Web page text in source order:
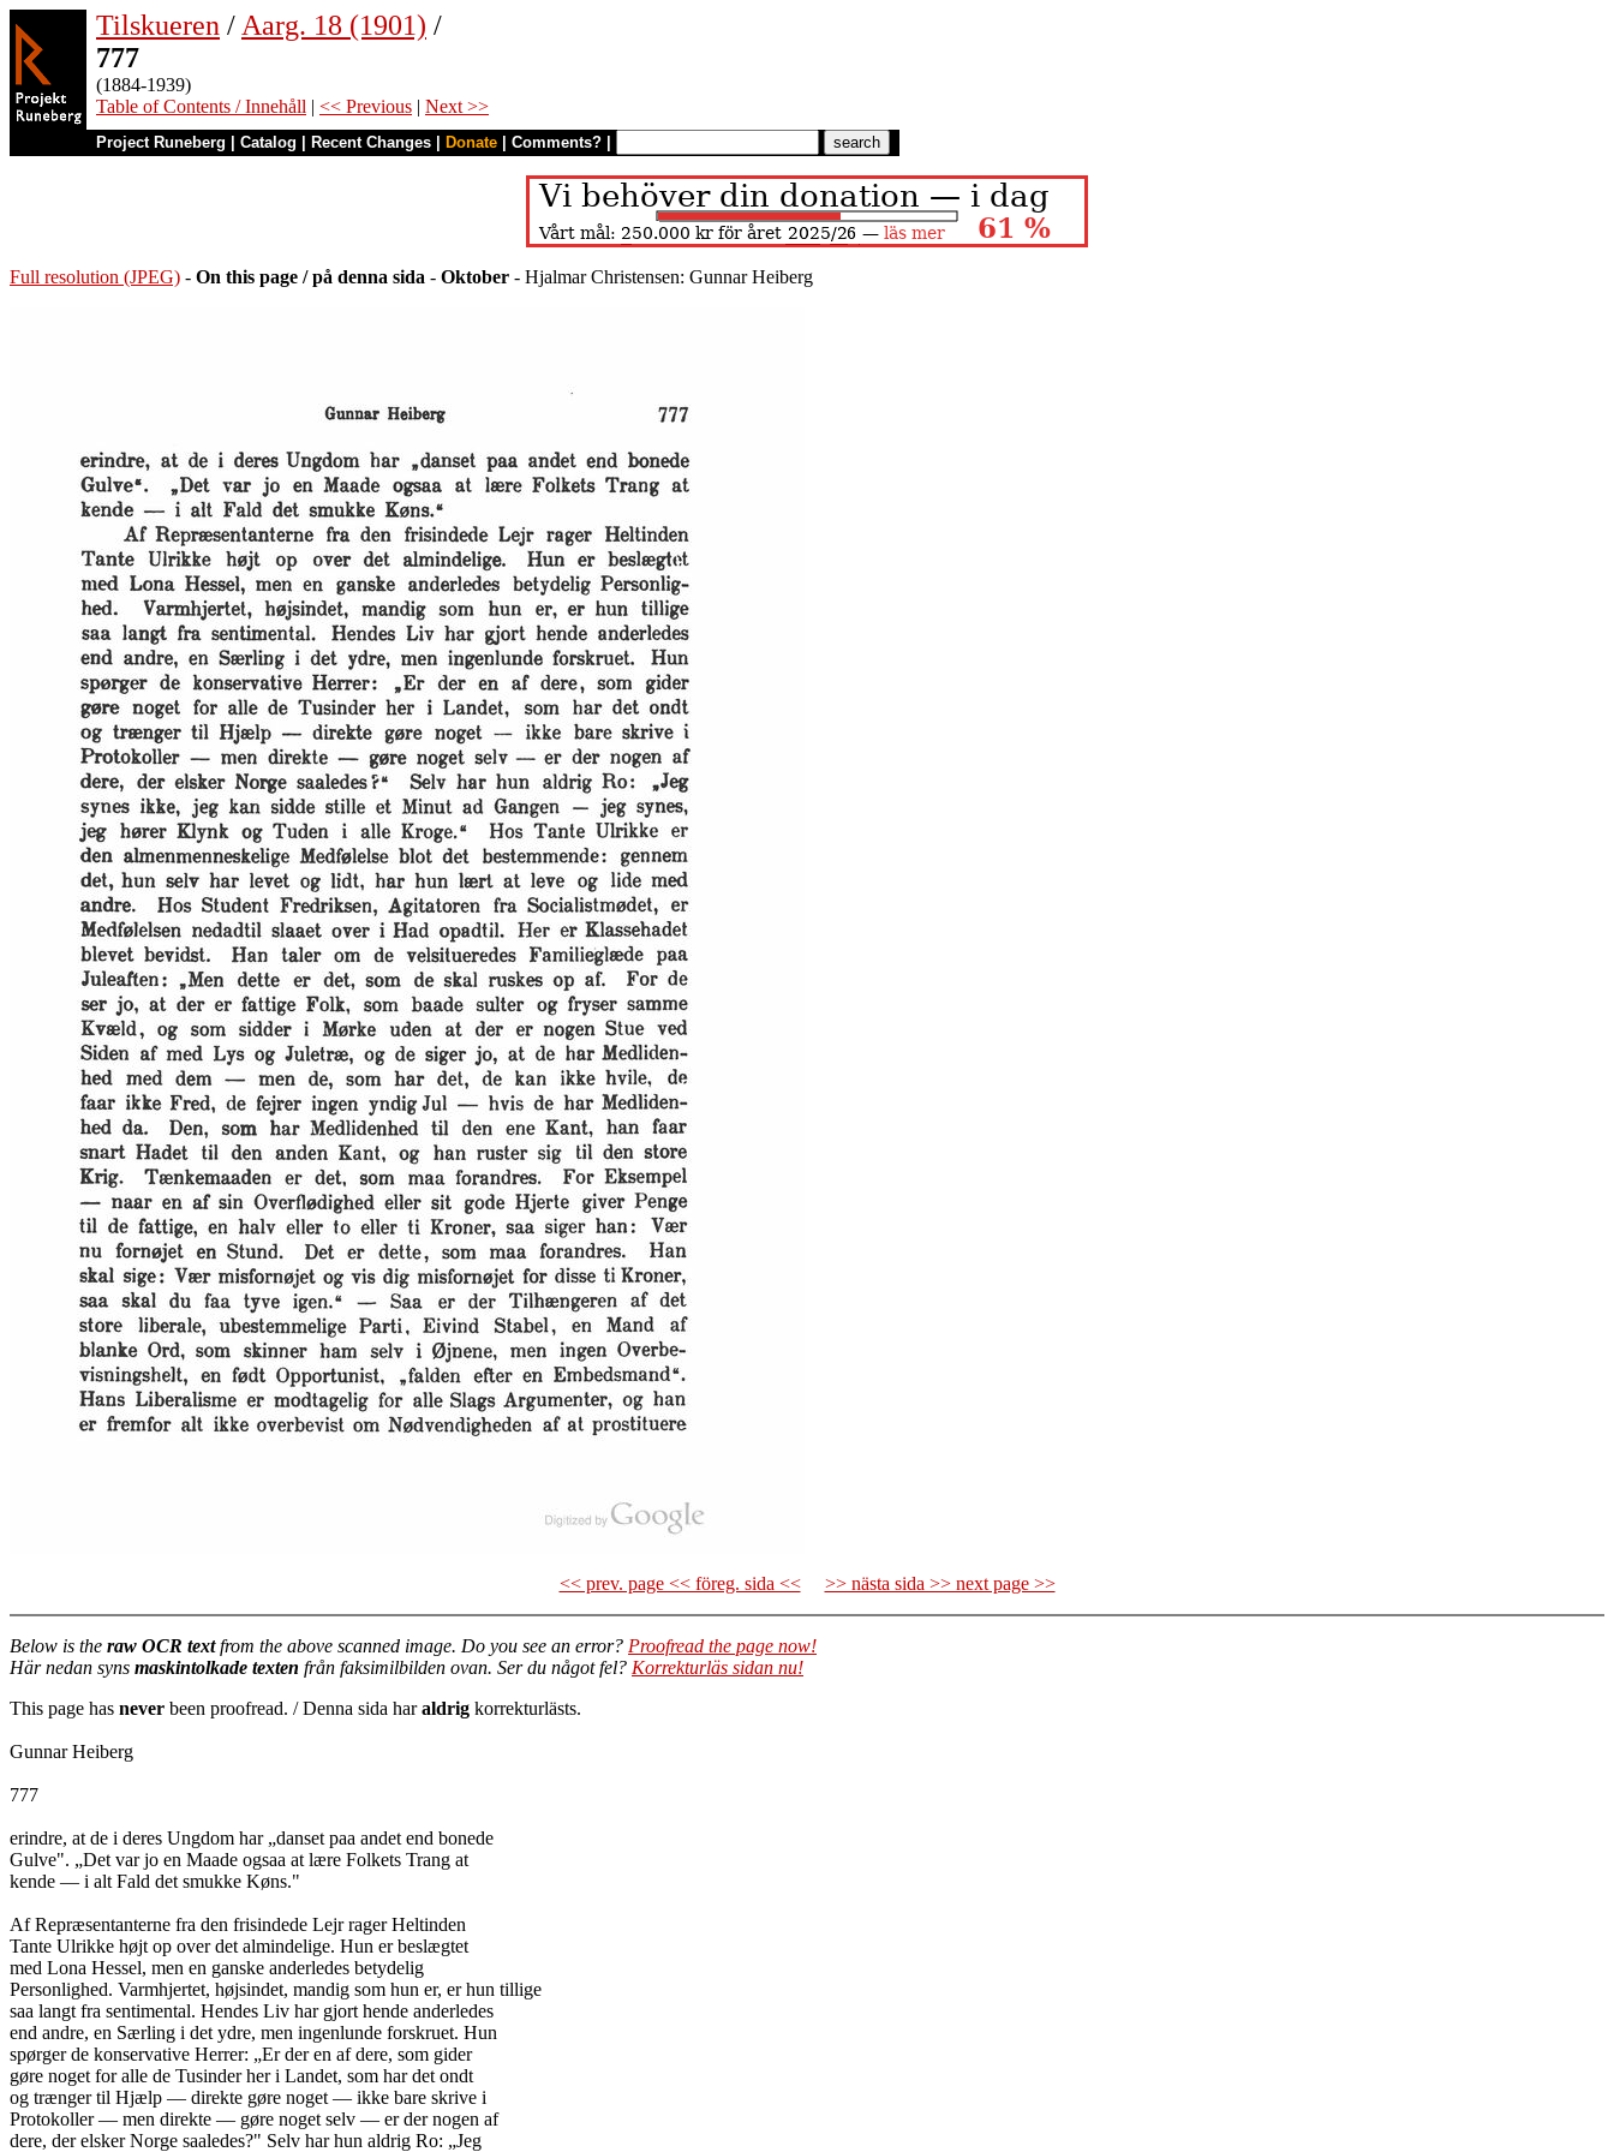
Tilskueren / Aarg. 18 (1901) /
777
(1884-1939)
Table of Contents / Innehåll | << Previous | Next >>
Project Runeberg Catalog Recent Changes Donate Comments?
Full resolution (JPEG) - On this page / på denna sida - Oktober - Hjalmar Christensen: Gunnar Heiberg
<< prev. page << föreg. sida << >> nästa sida >> next page >>
Below is the raw OCR textfrom the above scanned image. Do you see an error? Proofread the page now!
Här nedan syns maskintolkade texten från faksimilbilden ovan. Ser du något fel? Korrekturläs sidan nu!
This page has never been proofread. / Denna sida haraldrig korrekturlästs.
Gunnar Heiberg
777
erindre, at de i deres Ungdom har „danset paa andet end bonede
Gulve". „Det var jo en Maade ogsaa at lære Folkets Trang at
kende — i alt Fald det smukke Køns."
Af Repræsentanterne fra den frisindede Lejr rager Heltinden
Tante Ulrikke højt op over det almindelige. Hun er beslægtet
med Lona Hessel, men en ganske anderledes betydelig
Personlighed. Varmhjertet, højsindet, mandig som hun er, er hun tillige
saa langt fra sentimental. Hendes Liv har gjort hende anderledes
end andre, en Særling i det ydre, men ingenlunde forskruet. Hun
spørger de konservative Herrer: „Er der en af dere, som gider
gøre noget for alle de Tusinder her i Landet, som har det ondt
og trænger til Hjælp — direkte gøre noget — ikke bare skrive i
Protokoller — men direkte — gøre noget selv — er der nogen af
dere, der elsker Norge saaledes?" Selv har hun aldrig Ro: „Jeg